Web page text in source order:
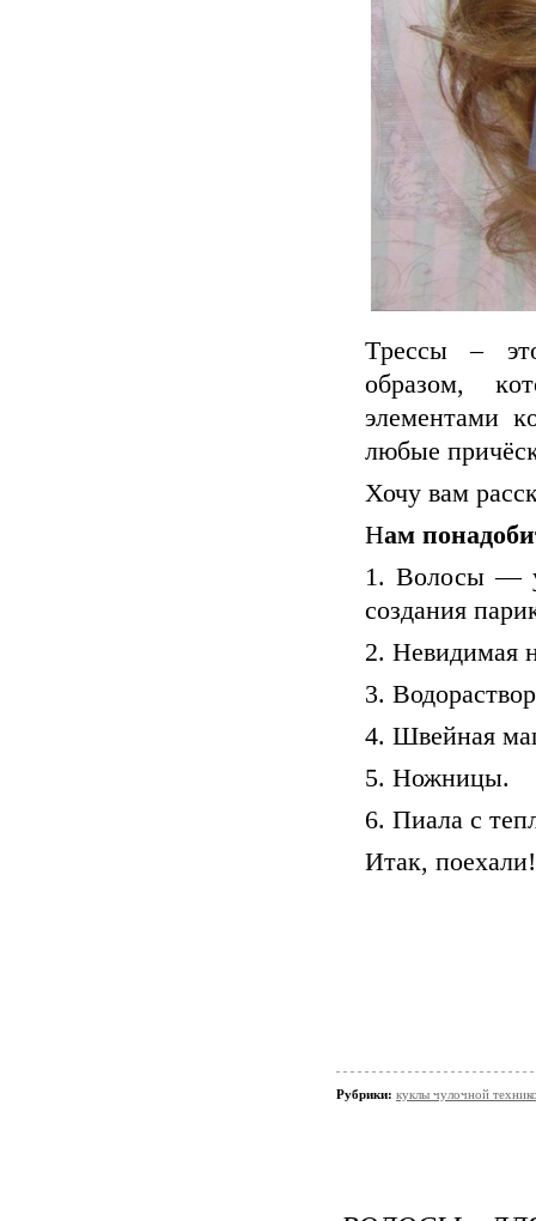
Tpeccы –
oбpaзoм,
элeмeнтaми
любыe
Хочу вам
Нам
1. Волосы — у
создания
2. Невидимая
3.
4. Швейная
5. Ножницы.
6. Пиала с
Итак, поехали!
Рубрики: куклы чулочной